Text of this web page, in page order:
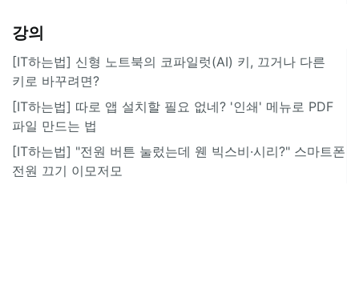
강의
[IT하는법] 신형 노트북의 코파일럿(AI) 키, 끄거나 다른
키로 바꾸려면?
[IT하는법] 따로 앱 설치할 필요 없네? '인쇄' 메뉴로 PDF
파일 만드는 법
[IT하는법] "전원 버튼 눌렀는데 웬 빅스비·시리?" 스마트폰
전원 끄기 이모저모